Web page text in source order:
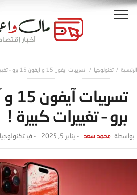
تكنولوجيا تسريبات آيفون 15 و آيفون 15 برو – تغييرات كبيرة !
برو – تغييرات كبيرة !
محمد سعد - يناير 5, 2025 - ‎في تكنولوجيا